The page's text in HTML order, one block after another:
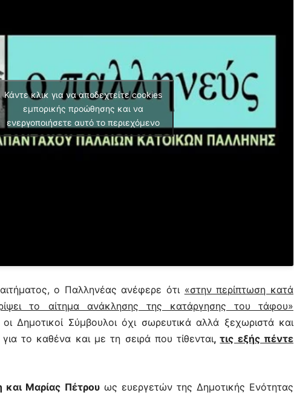
Κάντε κλικ για να αποδεχτείτε cookies
εμπορικής προώθησης και να
ενεργοποιήσετε αυτό το περιεχόμενο
ο Παλληνέας ανέφερε ότι «στην περίπτωση κατά
το αίτημα ανάκλησης της κατάργησης του τάφου»
Δημοτικοί Σύμβουλοι όχι σωρευτικά αλλά ξεχωριστά και
το καθένα και με τη σειρά που τίθενται,τις εξής πέντε
και Μαρίας Πέτρουως ευεργετών της Δημοτικής Ενότητας